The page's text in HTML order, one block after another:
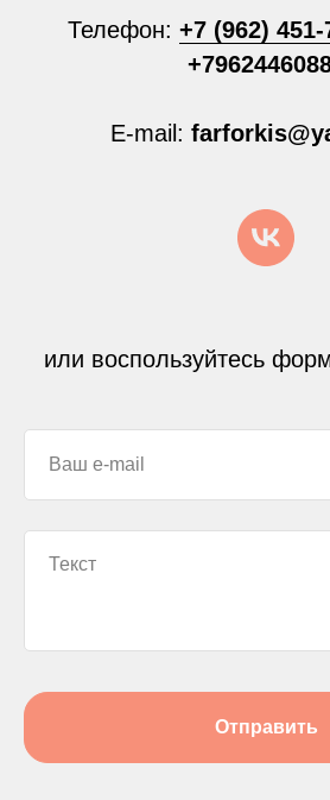
Телефон: +7 (962) 451-
E-mail:
или воспользуйтесь
Отправить